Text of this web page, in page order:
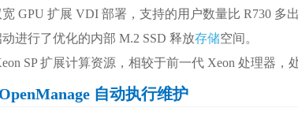
GPU 扩展 VDI 部署，支持的用户数量比 R730 多出
进行了优化的内部 M.2 SSD 释放存储空间。
SP 扩展计算资源，相较于前一代 Xeon 处理器，
自动执行维护